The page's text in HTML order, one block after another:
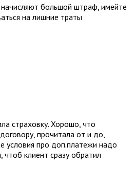
большой штраф, имейте
на лишние траты
страховку. Хорошо, что
прочитала от и до,
условия про доп.платежи надо
клиент сразу обратил